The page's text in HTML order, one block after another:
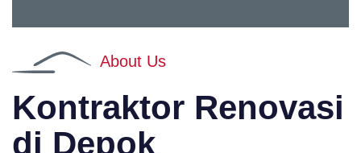
About Us
Kontraktor Renovasi
di Depok